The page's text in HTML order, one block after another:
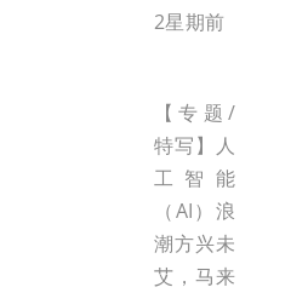
2星期前
【专题/
特写】人
工智能
（AI）浪
潮方兴未
艾，马来